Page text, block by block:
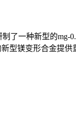
一种新型的mg-
型镁变形合金提供